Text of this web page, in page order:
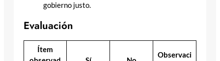
gobierno justo.
Evaluación
Ítem
Observaci